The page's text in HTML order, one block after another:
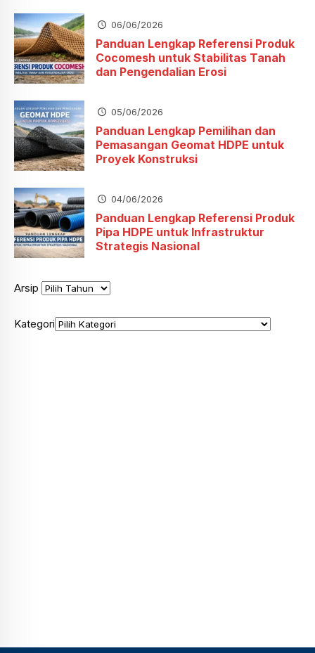
06/06/2026
Panduan Lengkap Referensi Produk
Cocomesh untuk Stabilitas Tanah
dan Pengendalian Erosi
05/06/2026
Panduan Lengkap Pemilihan dan
Pemasangan Geomat HDPE untuk
Proyek Konstruksi
04/06/2026
Panduan Lengkap Referensi Produk
Pipa HDPE untuk Infrastruktur
Strategis Nasional
Arsip
Kategori